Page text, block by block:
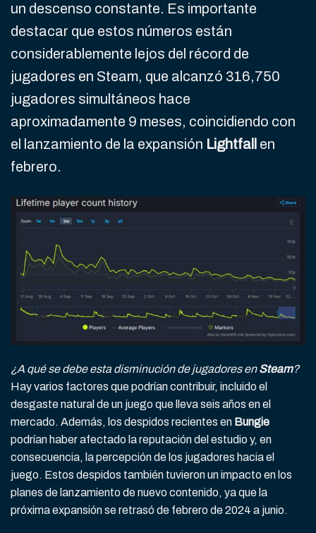
un descenso constante. Es importante
destacar que estos números están
considerablemente lejos del récord de
jugadores en Steam, que alcanzó 316,750
jugadores simultáneos hace
aproximadamente 9 meses, coincidiendo con
el lanzamiento de la expansión Lightfall en
febrero.
¿A qué se debe esta disminución de jugadores enSteam?
Hay varios factores que podrían contribuir, incluido el
desgaste natural de un juego que lleva seis años en el
mercado. Además, los despidos recientes en Bungie
podrían haber afectado la reputación del estudio y, en
consecuencia, la percepción de los jugadores hacia el
juego. Estos despidos también tuvieron un impacto en los
planes de lanzamiento de nuevo contenido, ya que la
próxima expansión se retrasó de febrero de 2024 a junio.